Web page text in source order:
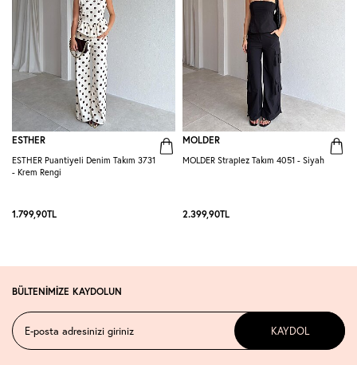
ESTHER
ESTHER Puantiyeli Denim Takım 3731
- Krem Rengi
1.799,90TL
MOLDER
MOLDER Straplez Takım 4051 - Siyah
2.399,90TL
BÜLTENİMİZE KAYDOLUN
KAYDOL